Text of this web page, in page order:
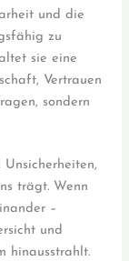
und die
zu
sie eine
Vertrauen
sondern
trägt. Wenn
–
und
hinausstrahlt.